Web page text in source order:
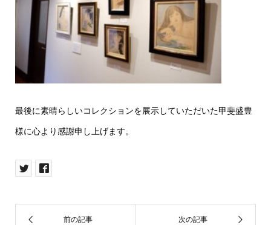
最後に素晴らしいコレクションを展示していただいた甲斐盛豊
様に心より感謝申し上げます。